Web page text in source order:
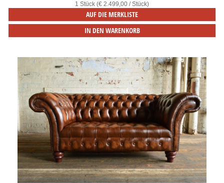
1 Stück (€ 2.499,00 / Stück)
AUF DIE MERKLISTE
IN DEN WARENKORB